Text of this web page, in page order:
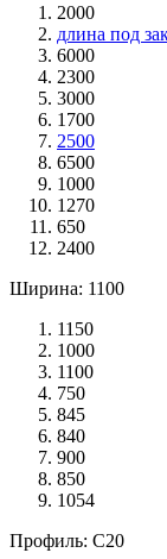
2000
длина под
6000
2300
3000
1700
2500
6500
1000
1270
650
2400
Ширина: 1100
1150
1000
1100
750
845
840
900
850
1054
Профиль: С20